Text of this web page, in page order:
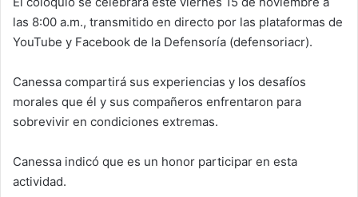
las 8:00 a.m., transmitido en directo por las plataformas de
YouTube y Facebook de la Defensoría (defensoriacr).
Canessa compartirá sus experiencias y los desafíos
morales que él y sus compañeros enfrentaron para
sobrevivir en condiciones extremas.
Canessa indicó que es un honor participar en esta
actividad.